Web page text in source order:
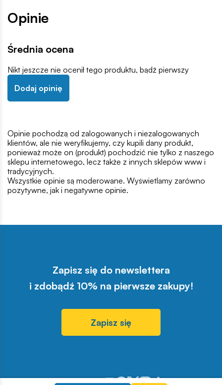
Opinie
Średnia ocena
Nikt jeszcze nie ocenił tego produktu, bądź pierwszy
Dodaj opinię
Opinie pochodzą od zalogowanych i niezalogowanych
klientów, ale nie weryfikujemy, czy kupili dany produkt,
ponieważ może on (produkt) pochodzić nie tylko z naszego
sklepu internetowego, lecz także z innych sklepów www i
tradycyjnych.
Wszystkie opinie są moderowane. Wyświetlamy zarówno
pozytywne, jak i negatywne opinie.
Zapisz się do newslettera
i zdobądź 10% na pierwsze zakupy!
Zapisz się
Odwiedź nasz profil w serwisie
Odwiedź nasz profil w serwisie
Odwiedź nasz profil w
Odwiedź nasz profil w
Odwiedź nasz profil